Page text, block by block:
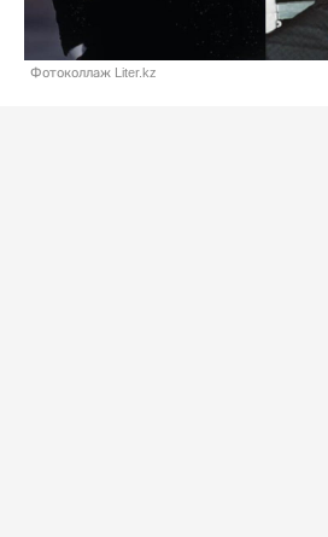
Фотоколлаж Liter.kz